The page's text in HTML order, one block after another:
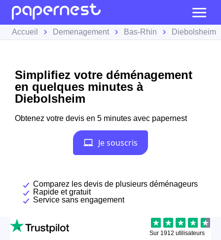
Accueil Demenagement Bas-Rhin Diebolsheim